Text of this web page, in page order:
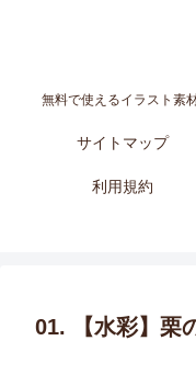
無料で使えるイラスト素
サイトマップ
利用規約
01. 【水彩】栗